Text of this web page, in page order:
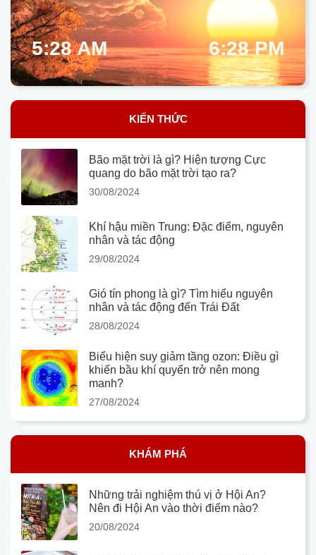
5:28 AM 6:28 PM
KIẾN THỨC
Bão mặt trời là gì? Hiện tượng Cực
quang do bão mặt trời tạo ra?
30/08/2024
Khí hậu miền Trung: Đặc điểm, nguyên
nhân và tác động
29/08/2024
Gió tín phong là gì? Tìm hiểu nguyên
nhân và tác động đến Trái Đất
28/08/2024
Biểu hiện suy giảm tầng ozon: Điều gì
khiến bầu khí quyển trở nên mong
manh?
27/08/2024
KHÁM PHÁ
Những trải nghiệm thú vị ở Hội An?
Nên đi Hội An vào thời điểm nào?
20/08/2024